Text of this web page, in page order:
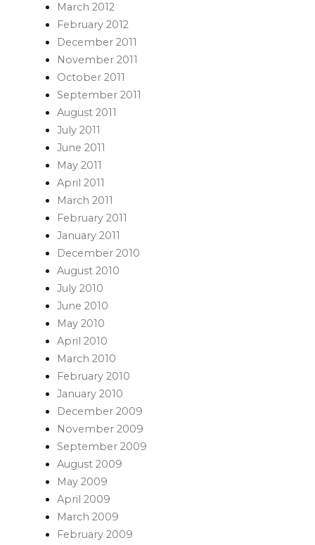
March 2012
February 2012
December 2011
November 2011
October 2011
September 2011
August 2011
July 2011
June 2011
May 2011
April 2011
March 2011
February 2011
January 2011
December 2010
August 2010
July 2010
June 2010
May 2010
April 2010
March 2010
February 2010
January 2010
December 2009
November 2009
September 2009
August 2009
May 2009
April 2009
March 2009
February 2009